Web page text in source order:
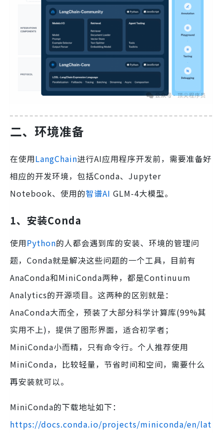
二、环境准备
在使用LangChain进行AI应用程序开发前，需要准备好
相应的开发环境，包括Conda、Jupyter
Notebook、使用的智谱AI GLM-4大模型。
1、安装Conda
使用Python的人都会遇到库的安装、环境的管理问
题，Conda就是解决这些问题的一个工具，目前有
AnaConda和MiniConda两种，都是Continuum
Analytics的开源项目。这两种的区别就是：
AnaConda大而全，预装了大部分科学计算库(99%其
实用不上)，提供了图形界面，适合初学者；
MiniConda小而精，只有命令行。个人推荐使用
MiniConda，比较轻量，节省时间和空间，需要什么
再安装就可以。
MiniConda的下载地址如下：
https://docs.conda.io/projects/miniconda/en/lat